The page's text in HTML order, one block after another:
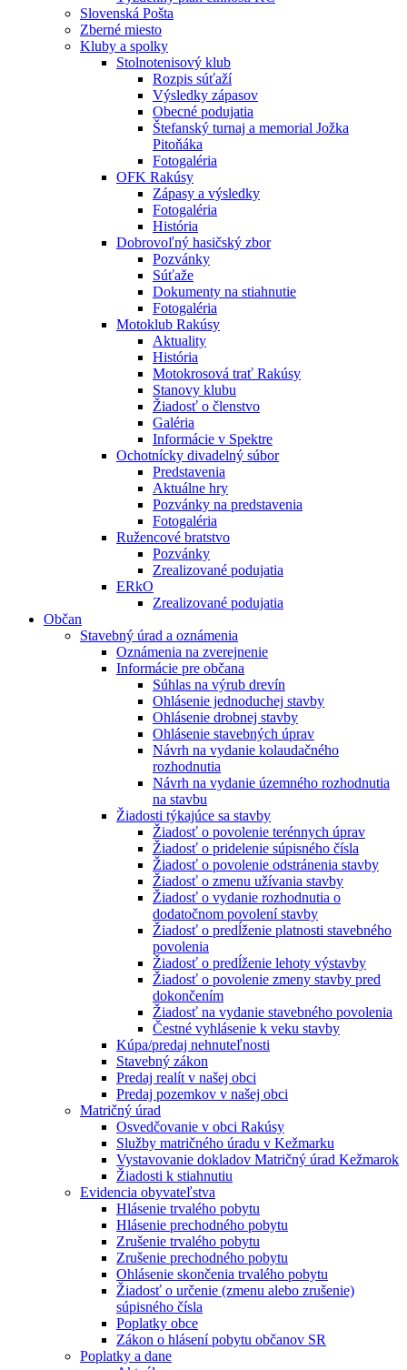
Slovenská Pošta
Zberné miesto
Kluby a spolky
Stolnotenisový klub
Rozpis súťaží
Výsledky zápasov
Obecné podujatia
Štefanský turnaj a memorial Jožka
Pitoňáka
Fotogaléria
OFK Rakúsy
Zápasy a výsledky
Fotogaléria
História
Dobrovoľný hasičský zbor
Pozvánky
Súťaže
Dokumenty na stiahnutie
Fotogaléria
Motoklub Rakúsy
Aktuality
História
Motokrosová trať Rakúsy
Stanovy klubu
Žiadosť o členstvo
Galéria
Informácie v Spektre
Ochotnícky divadelný súbor
Predstavenia
Aktuálne hry
Pozvánky na predstavenia
Fotogaléria
Ružencové bratstvo
Pozvánky
Zrealizované podujatia
ERkO
Zrealizované podujatia
Občan
Stavebný úrad a oznámenia
Oznámenia na zverejnenie
Informácie pre občana
Súhlas na výrub drevín
Ohlásenie jednoduchej stavby
Ohlásenie drobnej stavby
Ohlásenie stavebných úprav
Návrh na vydanie kolaudačného
rozhodnutia
Návrh na vydanie územného rozhodnutia
na stavbu
Žiadosti týkajúce sa stavby
Žiadosť o povolenie terénnych úprav
Žiadosť o pridelenie súpisného čísla
Žiadosť o povolenie odstránenia stavby
Žiadosť o zmenu užívania stavby
Žiadosť o vydanie rozhodnutia o
dodatočnom povolení stavby
Žiadosť o predĺženie platnosti stavebného
povolenia
Žiadosť o predĺženie lehoty výstavby
Žiadosť o povolenie zmeny stavby pred
dokončením
Žiadosť na vydanie stavebného povolenia
Čestné vyhlásenie k veku stavby
Kúpa/predaj nehnuteľnosti
Stavebný zákon
Predaj realít v našej obci
Predaj pozemkov v našej obci
Matričný úrad
Osvedčovanie v obci Rakúsy
Služby matričného úradu v Kežmarku
Vystavovanie dokladov Matričný úrad Kežmarok
Žiadosti k stiahnutiu
Evidencia obyvateľstva
Hlásenie trvalého pobytu
Hlásenie prechodného pobytu
Zrušenie trvalého pobytu
Zrušenie prechodného pobytu
Ohlásenie skončenia trvalého pobytu
Žiadosť o určenie (zmenu alebo zrušenie)
súpisného čísla
Poplatky obce
Zákon o hlásení pobytu občanov SR
Poplatky a dane